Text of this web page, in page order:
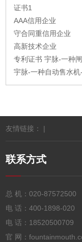
证书1
AAA信用企业
守合同重信用企业
高新技术企业
专利证书 宇脉-一种
宇脉-一种自动售水
友情链接： |
联系方式
总 机：020-87572500
电 话：400-1898-020
电 话： 18520500709
官 网：